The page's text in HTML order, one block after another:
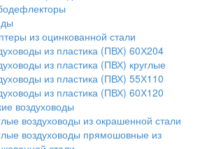
из оцинкованной стали
из пластика (ПВХ) 60Х204
из пластика (ПВХ) круглые
из пластика (ПВХ) 55Х110
из пластика (ПВХ) 60Х120
воздуховоды
воздуховоды из окрашенной стали
воздуховоды прямошовные из